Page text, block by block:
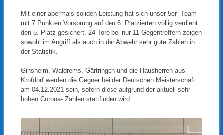
Mit einer abermals soliden Leistung hat sich unser 5er- Team
mit 7 Punkten Vorsprung auf den 6. Platzierten völlig verdient
den 5. Platz gesichert. 24 Tore bei nur 11 Gegentreffern zeigen
sowohl im Angriff als auch in der Abwehr sehr gute Zahlen in
der Statistik.
Ginsheim, Waldrems, Gärtringen und die Hausherren aus
Krofdorf werden die Gegner bei der Deutschen Meisterschaft
am 04.12.2021 sein, sofern diese aufgrund der aktuell sehr
hohen Corona- Zahlen stattfinden wird.